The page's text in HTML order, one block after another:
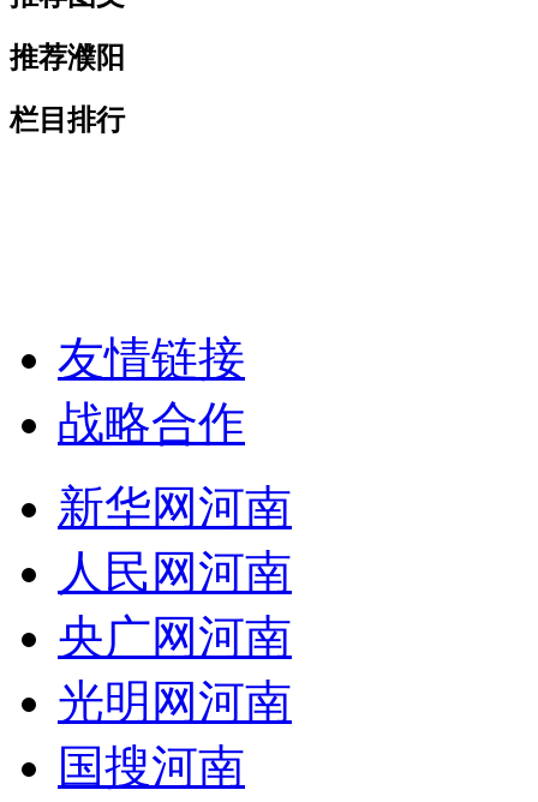
推荐濮阳
栏目排行
友情链接
战略合作
新华网河南
人民网河南
央广网河南
光明网河南
国搜河南